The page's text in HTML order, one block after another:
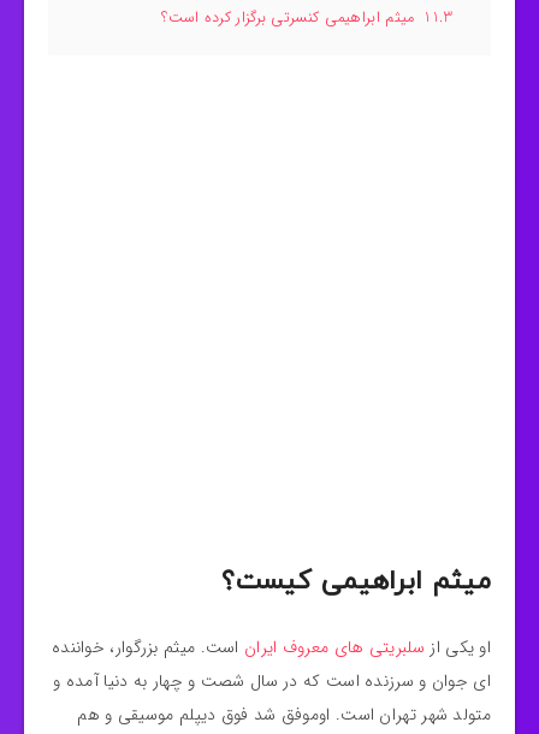
11.3 میثم ابراهیمی کنسرتی برگزار کرده است؟
میثم ابراهیمی کیست؟
او یکی از سلبریتی های معروف ایران است. میثم بزرگوار، خواننده
ای جوان و سرزنده است که در سال شصت و چهار به دنیا آمده و
متولد شهر تهران است. اوموفق شد فوق دیپلم موسیقی و هم